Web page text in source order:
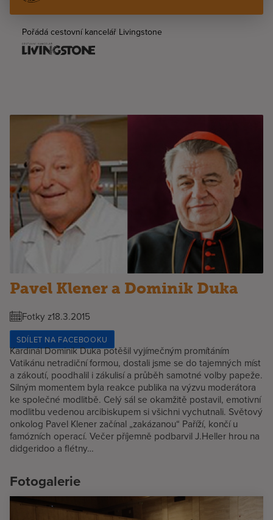
Pořádá cestovní kancelář Livingstone
Pavel Klener a Dominik Duka
Fotky z18.3.2015
SDÍLET NA FACEBOOKU
Kardinál Dominik Duka potěšil vyjímečným promítáním
Vatikánu netradiční formou, dostali jsme se do tajemných míst
a zákoutí, poodhalil i zákulisí a průběh samotné volby papeže.
Silným momentem byla reakce publika na výzvu moderátora
ke společné modlitbě. Celý sál se okamžitě postavil, emotivní
modlitbu vedenou arcibiskupem si všichni vychutnali. Světový
onkolog Pavel Klener začínal „zakázanou“ Paříží, končí u
famózních operací. Večer příjemně podbarvil J.Heller hrou na
didgeridoo a flétny…
Fotogalerie